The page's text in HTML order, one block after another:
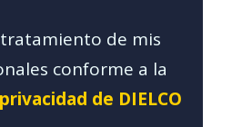
de mis
conforme a la
de DIELCO